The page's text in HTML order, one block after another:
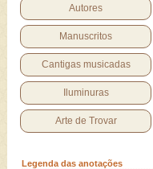
Autores
Manuscritos
Cantigas musicadas
Iluminuras
Arte de Trovar
Legenda das anotações